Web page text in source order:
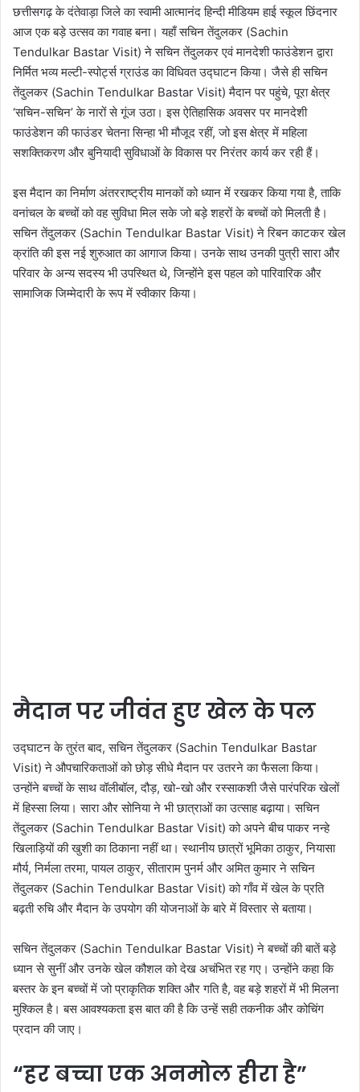
छत्तीसगढ़ के दंतेवाड़ा जिले का स्वामी आत्मानंद हिन्दी मीडियम हाई स्कूल छिंदनार
आज एक बड़े उत्सव का गवाह बना। यहाँ सचिन तेंदुलकर (Sachin
Tendulkar Bastar Visit) ने सचिन तेंदुलकर एवं मानदेशी फाउंडेशन द्वारा
निर्मित भव्य मल्टी-स्पोर्ट्स ग्राउंड का विधिवत उद्घाटन किया। जैसे ही सचिन
तेंदुलकर (Sachin Tendulkar Bastar Visit) मैदान पर पहुंचे, पूरा क्षेत्र
‘सचिन-सचिन’ के नारों से गूंज उठा। इस ऐतिहासिक अवसर पर मानदेशी
फाउंडेशन की फाउंडर चेतना सिन्हा भी मौजूद रहीं, जो इस क्षेत्र में महिला
सशक्तिकरण और बुनियादी सुविधाओं के विकास पर निरंतर कार्य कर रही हैं।
इस मैदान का निर्माण अंतरराष्ट्रीय मानकों को ध्यान में रखकर किया गया है, ताकि
वनांचल के बच्चों को वह सुविधा मिल सके जो बड़े शहरों के बच्चों को मिलती है।
सचिन तेंदुलकर (Sachin Tendulkar Bastar Visit) ने रिबन काटकर खेल
क्रांति की इस नई शुरुआत का आगाज किया। उनके साथ उनकी पुत्री सारा और
परिवार के अन्य सदस्य भी उपस्थित थे, जिन्होंने इस पहल को पारिवारिक और
सामाजिक जिम्मेदारी के रूप में स्वीकार किया।
मैदान पर जीवंत हुए खेल के पल
उद्घाटन के तुरंत बाद, सचिन तेंदुलकर (Sachin Tendulkar Bastar
Visit) ने औपचारिकताओं को छोड़ सीधे मैदान पर उतरने का फैसला किया।
उन्होंने बच्चों के साथ वॉलीबॉल, दौड़, खो-खो और रस्साकशी जैसे पारंपरिक खेलों
में हिस्सा लिया। सारा और सोनिया ने भी छात्राओं का उत्साह बढ़ाया। सचिन
तेंदुलकर (Sachin Tendulkar Bastar Visit) को अपने बीच पाकर नन्हे
खिलाड़ियों की खुशी का ठिकाना नहीं था। स्थानीय छात्रों भूमिका ठाकुर, नियासा
मौर्य, निर्मला तरमा, पायल ठाकुर, सीताराम पुनर्म और अमित कुमार ने सचिन
तेंदुलकर (Sachin Tendulkar Bastar Visit) को गाँव में खेल के प्रति
बढ़ती रुचि और मैदान के उपयोग की योजनाओं के बारे में विस्तार से बताया।
सचिन तेंदुलकर (Sachin Tendulkar Bastar Visit) ने बच्चों की बातें बड़े
ध्यान से सुनीं और उनके खेल कौशल को देख अचंभित रह गए। उन्होंने कहा कि
बस्तर के इन बच्चों में जो प्राकृतिक शक्ति और गति है, वह बड़े शहरों में भी मिलना
मुश्किल है। बस आवश्यकता इस बात की है कि उन्हें सही तकनीक और कोचिंग
प्रदान की जाए।
“हर बच्चा एक अनमोल हीरा है”